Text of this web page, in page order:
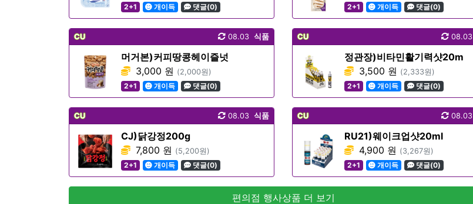
2+1
개이득 댓글(0)
2+1
개이득 댓글(0)
CU 식품
08.03
머거본)커피땅콩헤이즐넛
3,000 원 (2,000원)
2+1
개이득 댓글(0)
CU 08.03
정관장)비타민활기력샷20m
3,500 원 (2,333원)
2+1
개이득 댓글(0)
CU 식품
08.03
CJ)닭강정200g
7,800 원 (5,200원)
2+1
개이득 댓글(0)
CU 08.03
RU21)웨이크업샷20ml
4,900 원 (3,267원)
2+1
개이득 댓글(0)
편의점 행사상품 더 보기